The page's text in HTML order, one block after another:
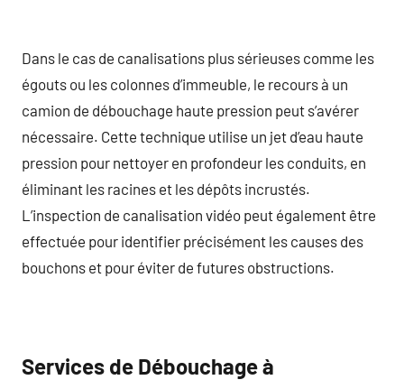
Dans le cas de canalisations plus sérieuses comme les
égouts ou les colonnes d’immeuble, le recours à un
camion de débouchage haute pression peut s’avérer
nécessaire. Cette technique utilise un jet d’eau haute
pression pour nettoyer en profondeur les conduits, en
éliminant les racines et les dépôts incrustés.
L’inspection de canalisation vidéo peut également être
effectuée pour identifier précisément les causes des
bouchons et pour éviter de futures obstructions.
Services de Débouchage à